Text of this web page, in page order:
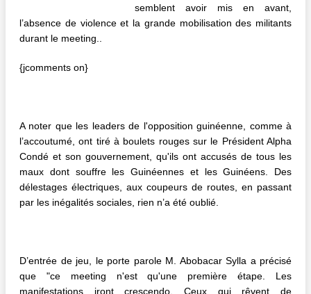
semblent avoir mis en avant,
l’absence de violence et la grande mobilisation des militants
durant le meeting..
{jcomments on}
A noter que les leaders de l'opposition guinéenne, comme à
l’accoutumé, ont tiré à boulets rouges sur le Président Alpha
Condé et son gouvernement, qu'ils ont accusés de tous les
maux dont souffre les Guinéennes et les Guinéens. Des
délestages électriques, aux coupeurs de routes, en passant
par les inégalités sociales, rien n’a été oublié.
D’entrée de jeu, le porte parole M. Abobacar Sylla a précisé
que "ce meeting n'est qu'une première étape. Les
manifestations iront crescendo. Ceux qui rêvent de